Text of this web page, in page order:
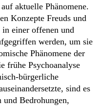
aktuelle Phänomene.
Konzepte Freuds und
einer offenen und
werden, um sie
Phänomene der
frühe Psychoanalyse
bürgerliche
sind es
und Bedrohungen,